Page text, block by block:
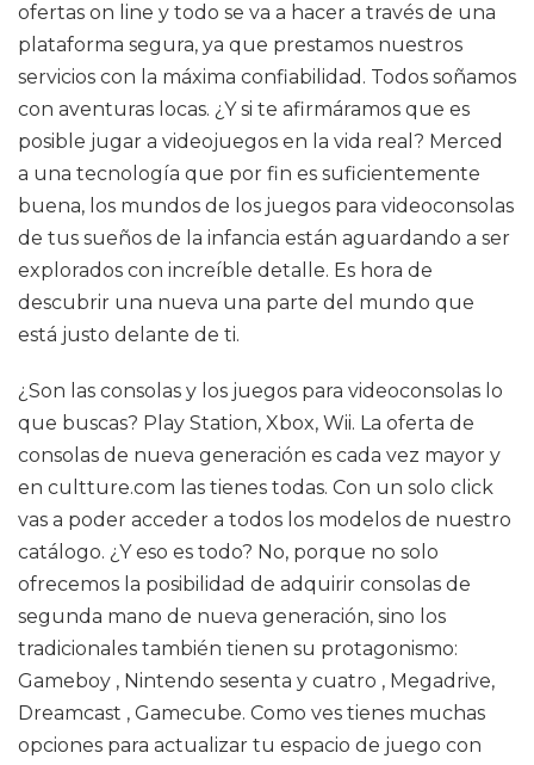
ofertas on line y todo se va a hacer a través de una
plataforma segura, ya que prestamos nuestros
servicios con la máxima confiabilidad. Todos soñamos
con aventuras locas. ¿Y si te afirmáramos que es
posible jugar a videojuegos en la vida real? Merced
a una tecnología que por fin es suficientemente
buena, los mundos de los juegos para videoconsolas
de tus sueños de la infancia están aguardando a ser
explorados con increíble detalle. Es hora de
descubrir una nueva una parte del mundo que
está justo delante de ti.
¿Son las consolas y los juegos para videoconsolas lo
que buscas? Play Station, Xbox, Wii. La oferta de
consolas de nueva generación es cada vez mayor y
en cultture.com las tienes todas. Con un solo click
vas a poder acceder a todos los modelos de nuestro
catálogo. ¿Y eso es todo? No, porque no solo
ofrecemos la posibilidad de adquirir consolas de
segunda mano de nueva generación, sino los
tradicionales también tienen su protagonismo:
Gameboy , Nintendo sesenta y cuatro , Megadrive,
Dreamcast , Gamecube. Como ves tienes muchas
opciones para actualizar tu espacio de juego con